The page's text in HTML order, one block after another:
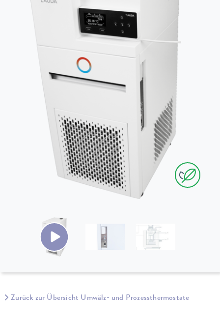
Zurück zur Übersicht Umwälz- und Prozessthermostate